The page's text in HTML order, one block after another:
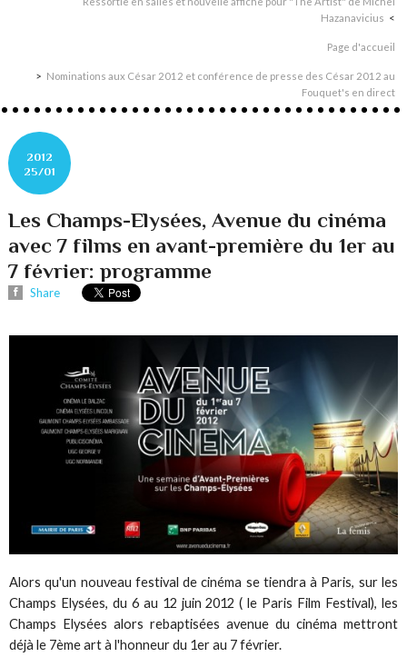
Hazanavicius
Page d'accueil
Nominations aux César 2012 et conférence de presse des César 2012 au
Fouquet's en direct
2012
25/01
Les Champs-Elysées, Avenue du cinéma
avec 7 films en avant-première du 1er au
7 février: programme
Share
Alors qu'un nouveau festival de cinéma se tiendra à Paris, sur les
Champs Elysées, du 6 au 12 juin 2012 ( le Paris Film Festival), les
Champs Elysées alors rebaptisées avenue du cinéma mettront
déjà le 7ème art à l'honneur du 1er au 7 février.